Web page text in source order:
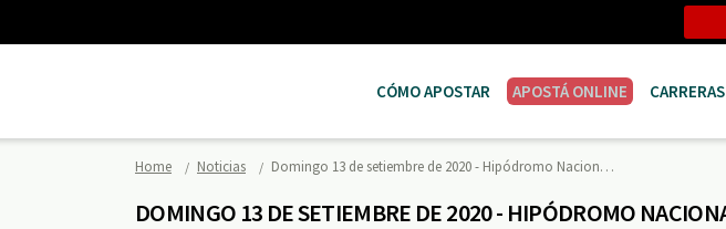
CÓMO APOSTAR APOSTÁ ONLINE CARRERAS
Home Noticias Domingo 13 de setiembre de 2020 - Hipódromo Nacion…
DOMINGO 13 DE SETIEMBRE DE 2020 - HIPÓDROMO